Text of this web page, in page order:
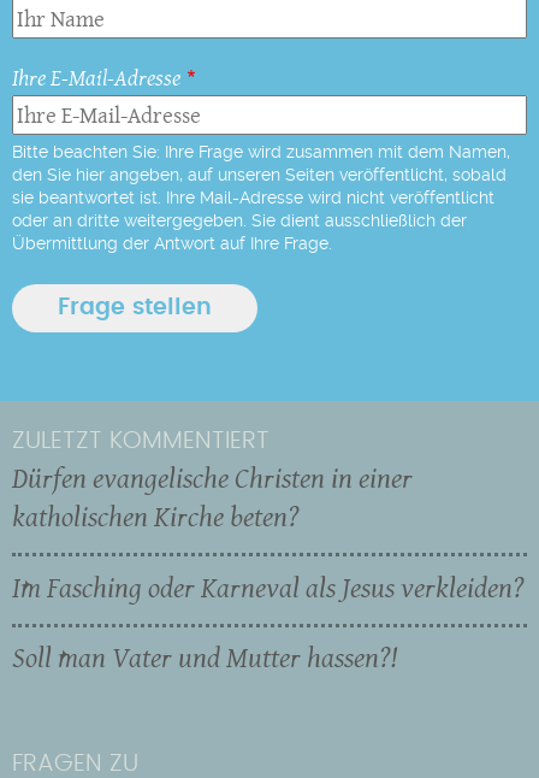
Ihre E-Mail-Adresse
Bitte beachten Sie: Ihre Frage wird zusammen mit dem Namen,
den Sie hier angeben, auf unseren Seiten veröffentlicht, sobald
sie beantwortet ist. Ihre Mail-Adresse wird nicht veröffentlicht
oder an dritte weitergegeben. Sie dient ausschließlich der
Übermittlung der Antwort auf Ihre Frage.
ZULETZT KOMMENTIERT
Dürfen evangelische Christen in einer
katholischen Kirche beten?
Im Fasching oder Karneval als Jesus verkleiden?
Soll man Vater und Mutter hassen?!
FRAGEN ZU